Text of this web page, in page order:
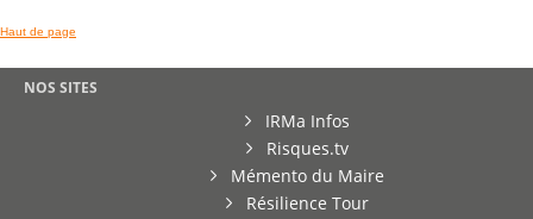
Haut de page
NOS SITES
IRMa Infos
Risques.tv
Mémento du Maire
Résilience Tour